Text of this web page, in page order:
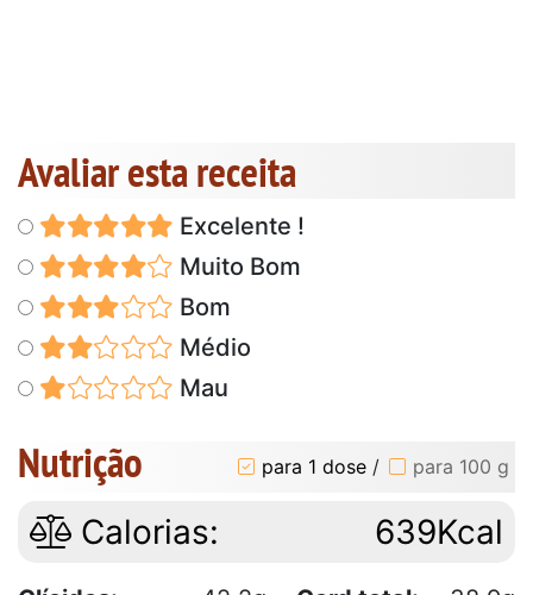
Avaliar esta receita
Excelente !
Muito Bom
Bom
Médio
Mau
Nutrição para 1 dose / para 100 g
Calorias: 639Kcal